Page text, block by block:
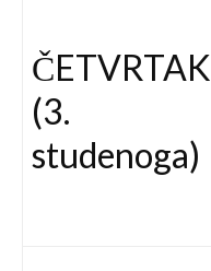
ČETVRTAK
(3.
studenoga)